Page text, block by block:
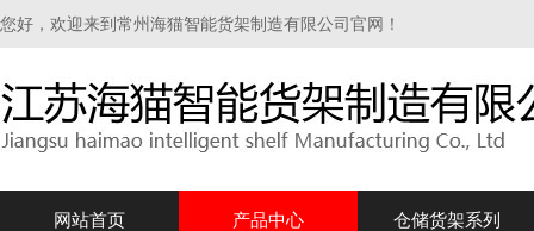
您好，欢迎来到常州海猫智能货架制造有限公司官网！
网站首页 产品中心 仓储货架系列